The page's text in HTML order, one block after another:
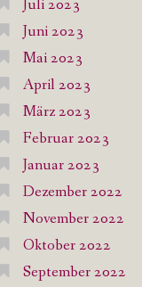
Juli 2023
Juni 2023
Mai 2023
April 2023
März 2023
Februar 2023
Januar 2023
Dezember 2022
November 2022
Oktober 2022
September 2022